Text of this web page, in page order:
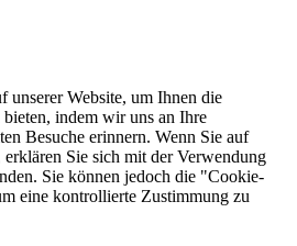
unserer Website, um Ihnen die
indem wir uns an Ihre
Besuche erinnern. Wenn Sie auf
Sie sich mit der Verwendung
Sie können jedoch die "Cookie-
eine kontrollierte Zustimmung zu